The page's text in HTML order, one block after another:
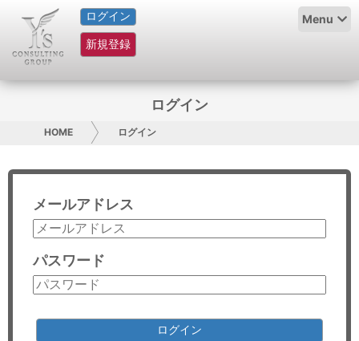
ログイン
新規登録
Menu
HOME
サービス紹介
グループ概要
採用情報
お問い合わせ
コンサルティング
リサーチ
ログイン
HOME ログイン
メールアドレス
パスワード
ログイン